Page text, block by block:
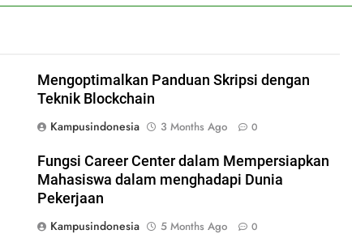
Mengoptimalkan Panduan Skripsi dengan
Teknik Blockchain
Kampusindonesia
3 Months Ago 0
Fungsi Career Center dalam Mempersiapkan
Mahasiswa dalam menghadapi Dunia
Pekerjaan
Kampusindonesia
5 Months Ago 0